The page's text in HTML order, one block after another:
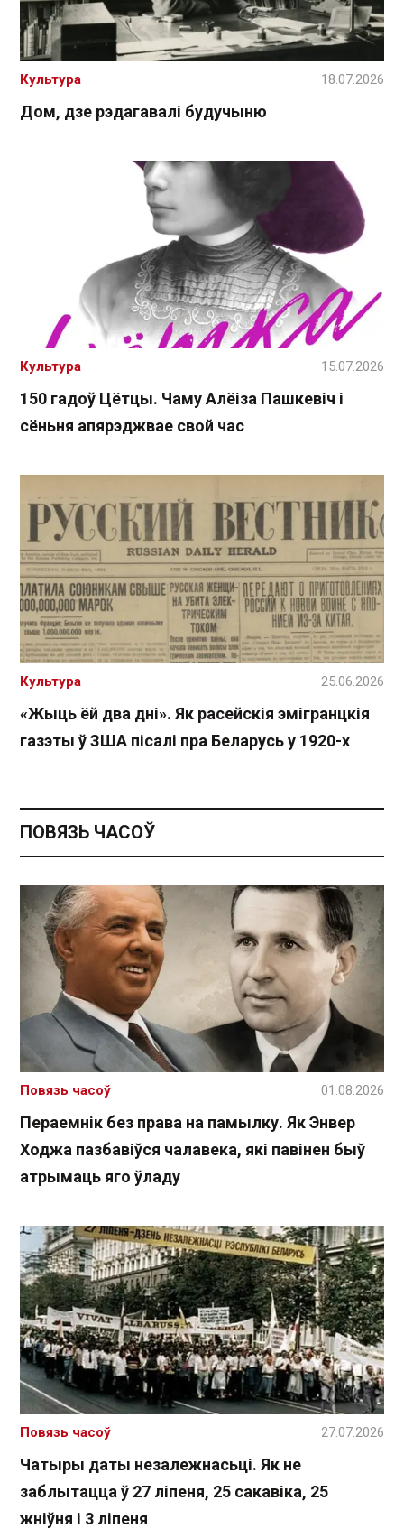
Дом, дзе рэдагавалі будучыню
Культура 18.07.2026
150 гадоў Цётцы. Чаму Алёіза Пашкевіч і
сёньня апярэджвае свой час
Культура 15.07.2026
«Жыць ёй два дні». Як расейскія эмігранцкія
газэты ў ЗША пісалі пра Беларусь у 1920-х
Культура 25.06.2026
ПОВЯЗЬ ЧАСОЎ
Пераемнік без права на памылку. Як Энвер
Ходжа пазбавіўся чалавека, які павінен быў
атрымаць яго ўладу
Повязь часоў 01.08.2026
Чатыры даты незалежнасьці. Як не
заблытацца ў 27 ліпеня, 25 сакавіка, 25
жніўня і 3 ліпеня
Повязь часоў 27.07.2026